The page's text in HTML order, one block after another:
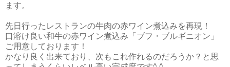
ます。
先日行ったレストランの牛肉の赤ワイン煮込みを再現！
口溶け良い和牛の赤ワイン煮込み「ブフ・ブルギニオン」
ご用意しております！
かなり良く出来ており、次もこれ作れるのだろうか？と思